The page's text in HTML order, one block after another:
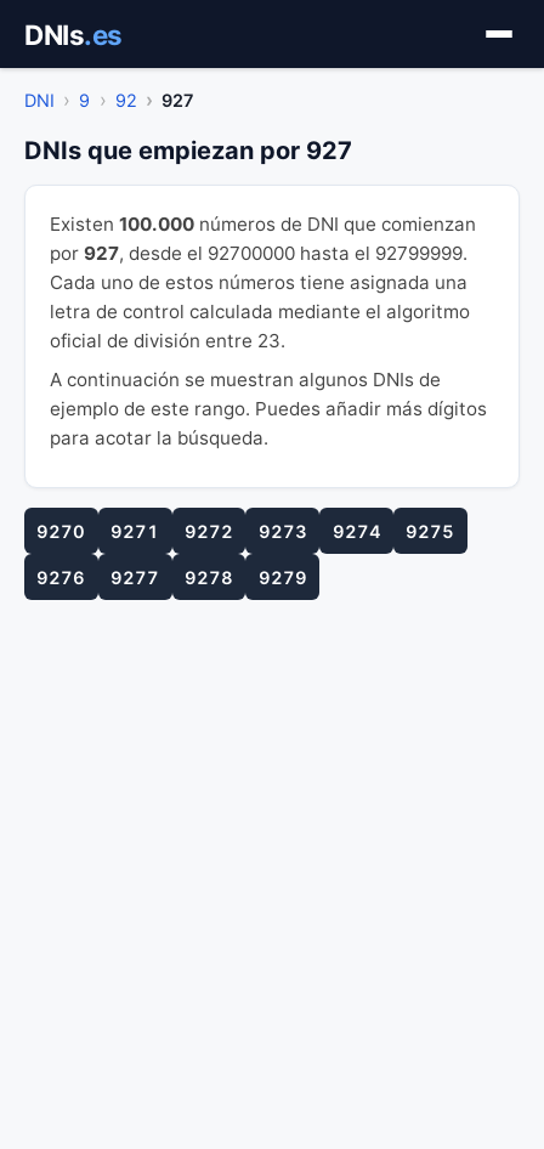
contenido
DNIs.es
DNI 9 92 927
DNIs que empiezan por 927
Existen 100.000 números de DNI que comienzan
por 927, desde el 92700000 hasta el 92799999.
Cada uno de estos números tiene asignada una
letra de control calculada mediante el algoritmo
oficial de división entre 23.
A continuación se muestran algunos DNIs de
ejemplo de este rango. Puedes añadir más dígitos
para acotar la búsqueda.
9270 9271 9272 9273 9274 9275
9276 9277 9278 9279